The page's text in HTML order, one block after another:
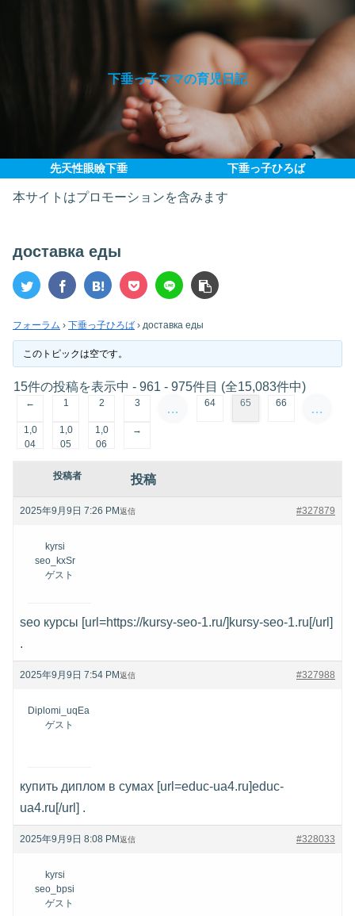
下垂っ子ママの育児日記
先天性眼瞼下垂 下垂っ子ひろば
本サイトはプロモーションを含みます
доставка еды
フォーラム › 下垂っ子ひろば › доставка еды
このトピックは空です。
15件の投稿を表示中 - 961 - 975件目 (全15,083件中)
← 1 2 3 … 64 65 66 …
1,0
04
1,0
05
1,0
06
→
投稿者 投稿
2025年9月9日 7:26 PM #327879
返信
kyrsi
seo_kxSr
ゲスト
seo курсы [url=https://kursy-seo-1.ru/]kursy-seo-1.ru[/url]
.
2025年9月9日 7:54 PM #327988
返信
Diplomi_uqEa
ゲスト
купить диплом в сумах [url=educ-ua4.ru]educ-
ua4.ru[/url] .
2025年9月9日 8:08 PM #328033
返信
kyrsi
seo_bpsi
ゲスト